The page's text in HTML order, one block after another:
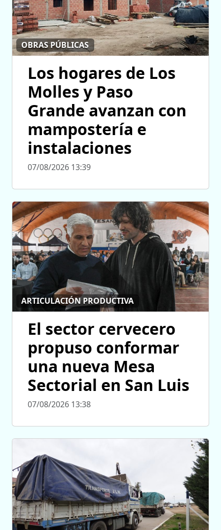
OBRAS PÚBLICAS
Los hogares de Los
Molles y Paso
Grande avanzan con
mampostería e
instalaciones
07/08/2026 13:39
ARTICULACIÓN PRODUCTIVA
El sector cervecero
propuso conformar
una nueva Mesa
Sectorial en San Luis
07/08/2026 13:38